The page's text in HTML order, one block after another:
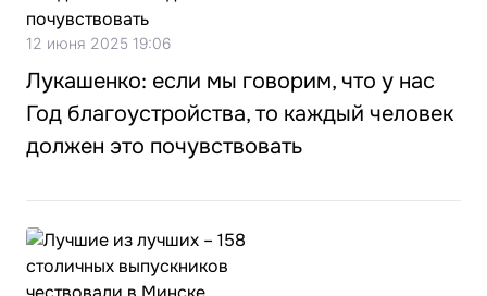
12 июня 2025 19:06
Лукашенко: если мы говорим, что у нас
Год благоустройства, то каждый человек
должен это почувствовать